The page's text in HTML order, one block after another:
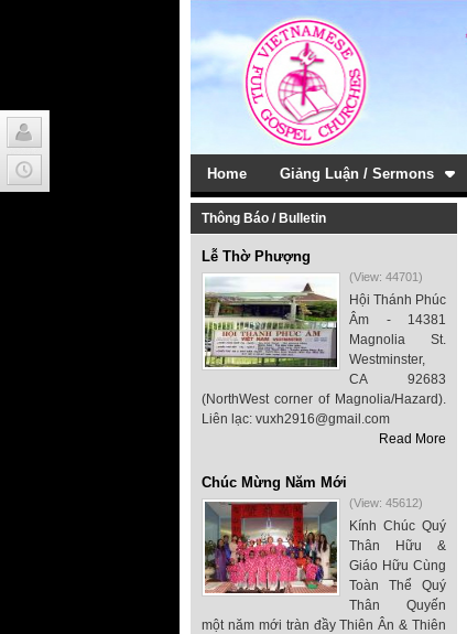
Home Giảng Luận / Sermons
Thông Báo / Bulletin
Lễ Thờ Phượng
(View: 44701)
Hội Thánh Phúc
Âm - 14381
Magnolia St.
Westminster,
CA 92683
(NorthWest corner of Magnolia/Hazard).
Liên lạc: vuxh2916@gmail.com
Read More
Chúc Mừng Năm Mới
(View: 45612)
Kính Chúc Quý
Thân Hữu &
Giáo Hữu Cùng
Toàn Thể Quý
Thân Quyến
một năm mới tràn đầy Thiên Ân & Thiên